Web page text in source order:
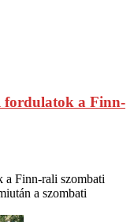
fordulatok a Finn-
a Finn-rali szombati
a szombati